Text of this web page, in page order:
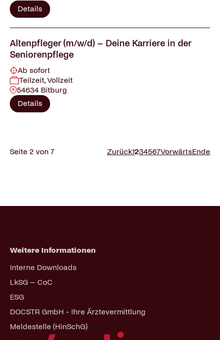
Details
Altenpfleger (m/w/d) – Deine Karriere in der
Seniorenpflege
Ab sofort
Teilzeit, Vollzeit
54634 Bitburg
Details
Seite 2 von 7 Zurück1234567VorwärtsEnde
Weitere Informationen
Navigation
Interne Downloads
LkSG – CoC
ESG
DOCSTR GmbH - Ihre Ärztevermittlung
Meldestelle (HinSchG)